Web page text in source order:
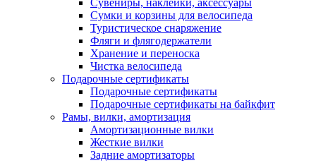
Сумки и корзины для велосипеда
Туристическое снаряжение
Фляги и флягодержатели
Хранение и переноска
Чистка велосипеда
Подарочные сертификаты
Подарочные сертификаты
Подарочные сертификаты на байкфит
Рамы, вилки, амортизация
Амортизационные вилки
Жесткие вилки
Задние амортизаторы